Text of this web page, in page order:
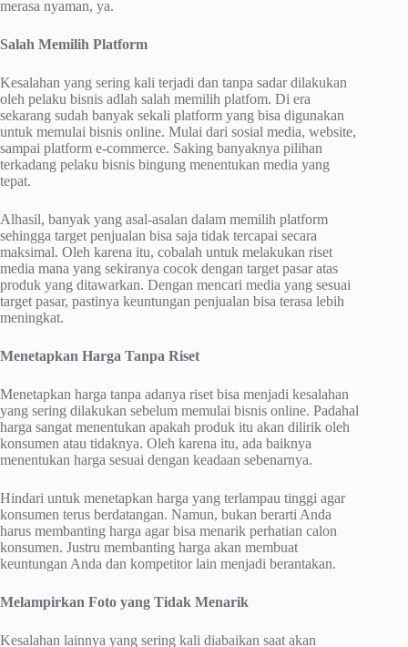
merasa nyaman, ya.
Salah Memilih Platform
Kesalahan yang sering kali terjadi dan tanpa sadar dilakukan
oleh pelaku bisnis adlah salah memilih platfom. Di era
sekarang sudah banyak sekali platform yang bisa digunakan
untuk memulai bisnis online. Mulai dari sosial media, website,
sampai platform e-commerce. Saking banyaknya pilihan
terkadang pelaku bisnis bingung menentukan media yang
tepat.
Alhasil, banyak yang asal-asalan dalam memilih platform
sehingga target penjualan bisa saja tidak tercapai secara
maksimal. Oleh karena itu, cobalah untuk melakukan riset
media mana yang sekiranya cocok dengan target pasar atas
produk yang ditawarkan. Dengan mencari media yang sesuai
target pasar, pastinya keuntungan penjualan bisa terasa lebih
meningkat.
Menetapkan Harga Tanpa Riset
Menetapkan harga tanpa adanya riset bisa menjadi kesalahan
yang sering dilakukan sebelum memulai bisnis online. Padahal
harga sangat menentukan apakah produk itu akan dilirik oleh
konsumen atau tidaknya. Oleh karena itu, ada baiknya
menentukan harga sesuai dengan keadaan sebenarnya.
Hindari untuk menetapkan harga yang terlampau tinggi agar
konsumen terus berdatangan. Namun, bukan berarti Anda
harus membanting harga agar bisa menarik perhatian calon
konsumen. Justru membanting harga akan membuat
keuntungan Anda dan kompetitor lain menjadi berantakan.
Melampirkan Foto yang Tidak Menarik
Kesalahan lainnya yang sering kali diabaikan saat akan